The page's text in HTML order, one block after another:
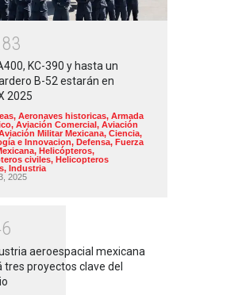
83
KC-390 y hasta un
B-52 estarán en
2025
, Aeronaves historicas, Armada
, Aviación Comercial, Aviación
Militar Mexicana, Ciencia,
e Innovacion, Defensa, Fuerza
, Helicópteros,
civiles, Helicopteros
, Industria
2025
6
aeroespacial mexicana
tres proyectos clave del